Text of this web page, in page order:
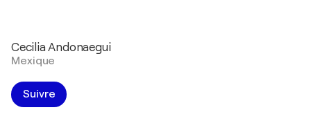
Cecilia Andonaegui
Mexique
Suivre